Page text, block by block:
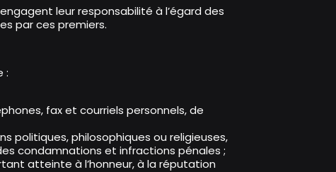
leur responsabilité à l’égard des
par ces premiers.
:
fax et courriels personnels, de
politiques, philosophiques ou religieuses,
condamnations et infractions pénales ;
atteinte à l’honneur, à la réputation